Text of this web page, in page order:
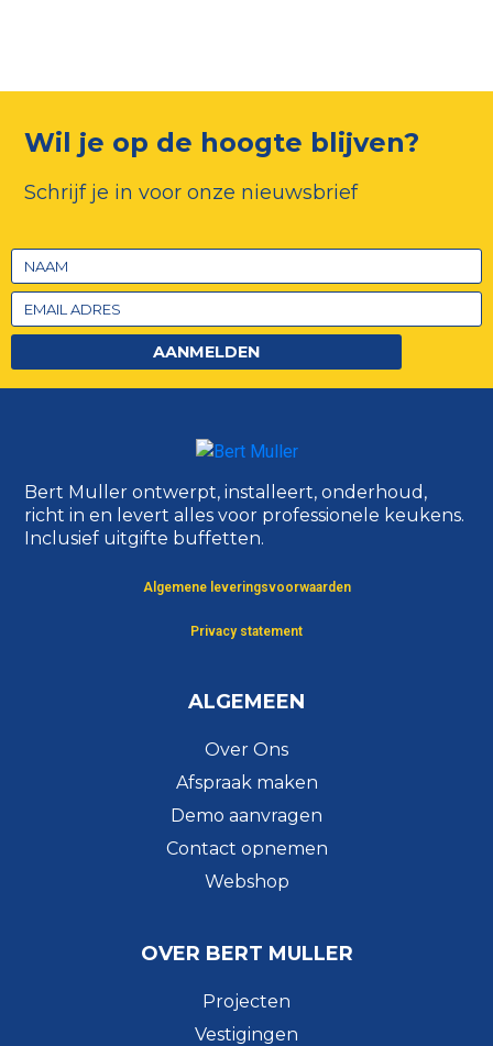
Wil je op de hoogte blijven?
Schrijf je in voor onze nieuwsbrief
AANMELDEN
Bert Muller ontwerpt, installeert, onderhoud,
richt in en levert alles voor professionele keukens.
Inclusief uitgifte buffetten.
Algemene leveringsvoorwaarden
Privacy statement
ALGEMEEN
Over Ons
Afspraak maken
Demo aanvragen
Contact opnemen
Webshop
OVER BERT MULLER
Projecten
Vestigingen